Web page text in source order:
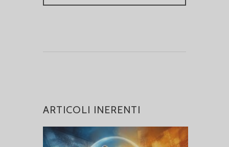
ARTICOLI INERENTI